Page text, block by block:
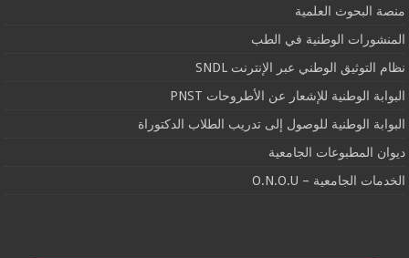
منصة البحوث العلمية
المنشورات الوطنية في الطب
نظام التوثيق الوطني عبر الإنترنت SNDL
البوابة الوطنية للإشعار عن الأطروحات PNST
البوابة الوطنية للوصول إلى تدريب الطلاب الدكتوراة
ديوان المطبوعات الجامعية
الخدمات الجامعية – O.N.O.U